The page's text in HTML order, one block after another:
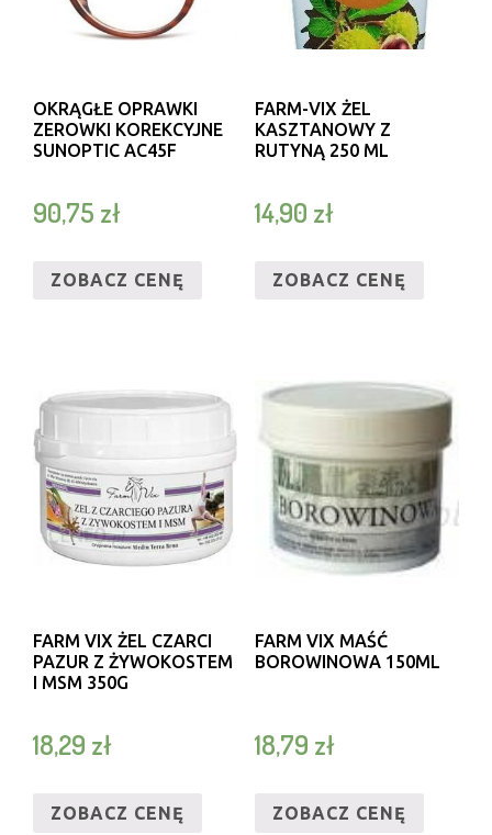
OKRĄGŁE OPRAWKI
ZEROWKI KOREKCYJNE
SUNOPTIC AC45F
90,75 zł
ZOBACZ CENĘ
FARM-VIX ŻEL
KASZTANOWY Z
RUTYNĄ 250 ML
14,90 zł
ZOBACZ CENĘ
FARM VIX ŻEL CZARCI
PAZUR Z ŻYWOKOSTEM
I MSM 350G
18,29 zł
ZOBACZ CENĘ
FARM VIX MAŚĆ
BOROWINOWA 150ML
18,79 zł
ZOBACZ CENĘ